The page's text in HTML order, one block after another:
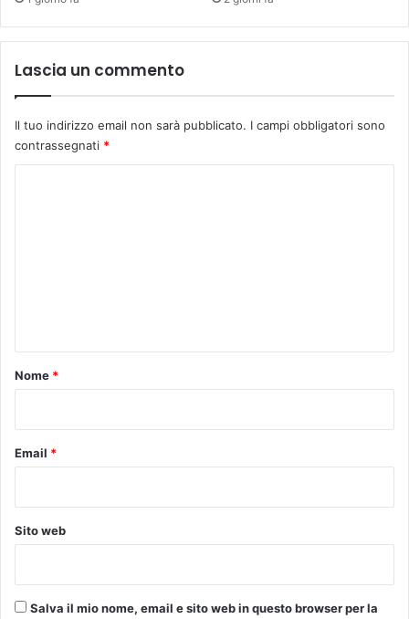
n
e
r
s
Lascia un commento
Il tuo indirizzo email non sarà pubblicato. I campi obbligatori sono
contrassegnati *
o
Nome *
Email *
Sito web
Salva il mio nome, email e sito web in questo browser per la